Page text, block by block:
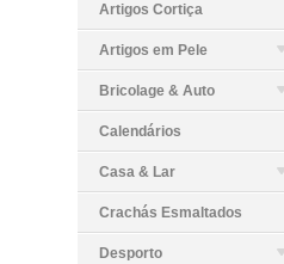
Artigos Cortiça
Artigos em Pele
Bricolage & Auto
Calendários
Casa & Lar
Crachás Esmaltados
Desporto